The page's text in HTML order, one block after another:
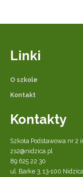
Linki
O szkole
Kontakt
Kontakty
Szkoła Podstawowa nr 2
zs2@nidzica.pl
89 625 22 30
ul. Barke 3, 13-100